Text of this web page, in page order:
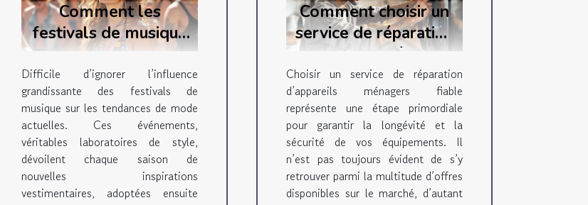
Comment les
festivals de musique
influencent-ils les
tendances de mode
actuelles ?
Difficile d’ignorer l’influence
grandissante des festivals de
musique sur les tendances de mode
actuelles. Ces événements,
véritables laboratoires de style,
dévoilent chaque saison de
nouvelles inspirations
vestimentaires, adoptées ensuite
Comment choisir un
service de réparation
d'appareils ménagers
fiable ?
Choisir un service de réparation
d’appareils ménagers fiable
représente une étape primordiale
pour garantir la longévité et la
sécurité de vos équipements. Il
n’est pas toujours évident de s’y
retrouver parmi la multitude d’offres
disponibles sur le marché, d’autant